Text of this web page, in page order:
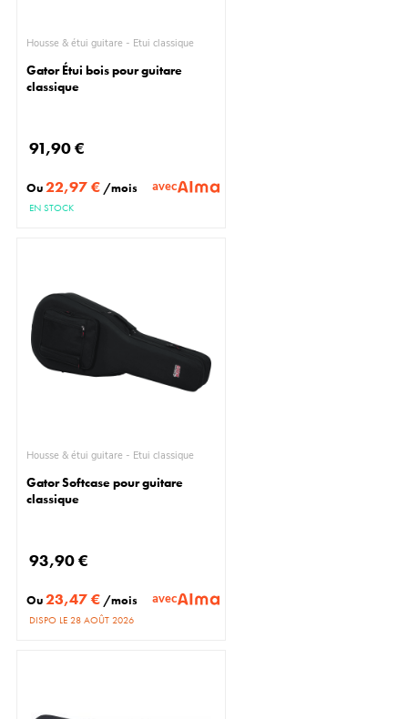
Housse & étui guitare - Étui classique
Gator Étui bois pour guitare
classique
91,90 €
Ou22,97 € /mois avec
EN STOCK
Housse & étui guitare - Étui classique
Gator Softcase pour guitare
classique
93,90 €
Ou23,47 € /mois avec
DISPO LE 28 AOÛT 2026